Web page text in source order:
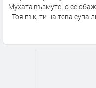
Мухата възмутено се
- Тоя пък, ти на това супа